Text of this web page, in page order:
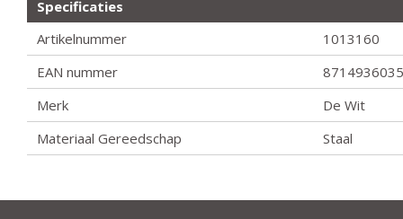
Specificaties
Artikelnummer
1013160
EAN nummer
Merk
De Wit
Materiaal Gereedschap
Staal